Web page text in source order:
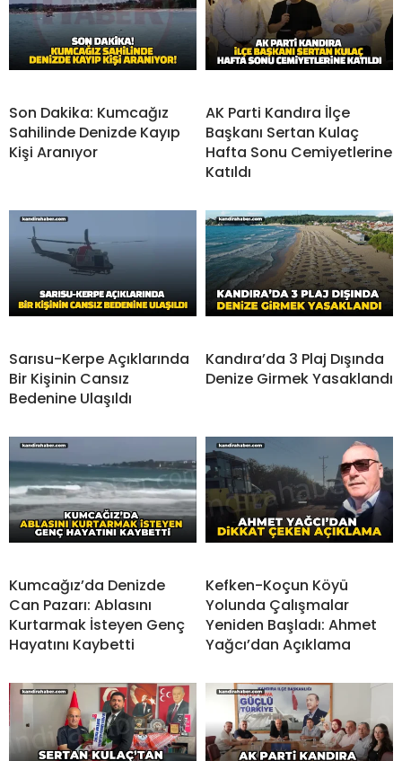
Son Dakika: Kumcağız
Sahilinde Denizde Kayıp
Kişi Aranıyor
AK Parti Kandıra İlçe
Başkanı Sertan Kulaç
Hafta Sonu Cemiyetlerine
Katıldı
Sarısu-Kerpe Açıklarında
Bir Kişinin Cansız
Bedenine Ulaşıldı
Kandıra’da 3 Plaj Dışında
Denize Girmek Yasaklandı
Kumcağız’da Denizde
Can Pazarı: Ablasını
Kurtarmak İsteyen Genç
Hayatını Kaybetti
Kefken-Koçun Köyü
Yolunda Çalışmalar
Yeniden Başladı: Ahmet
Yağcı’dan Açıklama